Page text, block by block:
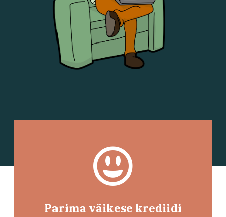
Parima väikese krediidi